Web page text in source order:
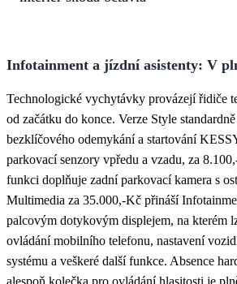
Infotainment a jízdní asistenty: V
Technologické vychytávky provázejí řidiče
od začátku do konce. Verze Style
bezklíčového odemykání a startování
parkovací senzory vpředu a vzadu, za
funkci doplňuje zadní parkovací kamera s
Multimedia za 35.000,-Kč přináší
palcovým dotykovým displejem, na kterém
ovládání mobilního telefonu, nastavení
systému a veškeré další funkce. Absence
alespoň kolečka pro ovládání hlasitosti je